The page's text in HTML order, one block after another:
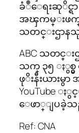
ခံဳေရးဆုိင္ရာ
အၾကမ္းဖက္၀
သတင္းဌာန
ABC သတင္း
သက္ ၃၅ ႏွစ္မွ
ဖုိးနီးယားမွ
YouTube
ေဖာ္ျပခဲ့သ
Ref: CNA